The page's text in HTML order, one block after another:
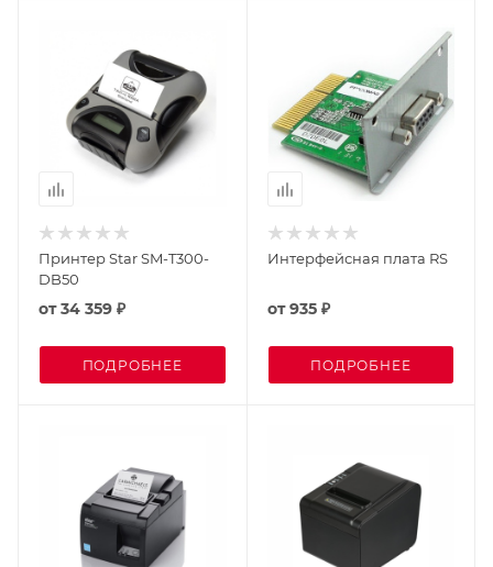
Принтер Star SM-T300-
DB50
от34 359 ₽
ПОДРОБНЕЕ
Интерфейсная плата RS
от935 ₽
ПОДРОБНЕЕ